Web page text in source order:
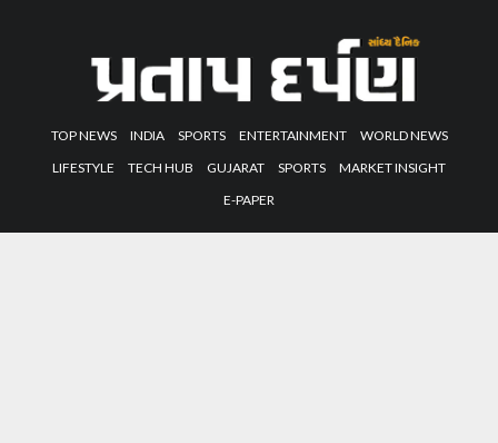
TOP NEWS INDIA SPORTS ENTERTAINMENT
WORLD NEWS
LIFESTYLE
TECH HUB GUJARAT SPORTS
MARKET INSIGHT
E-PAPER